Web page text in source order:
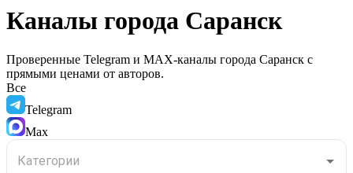
Каналы города Саранск
Проверенные Telegram и MAX-каналы города Саранск с
прямыми ценами от авторов.
Все
Telegram
Max